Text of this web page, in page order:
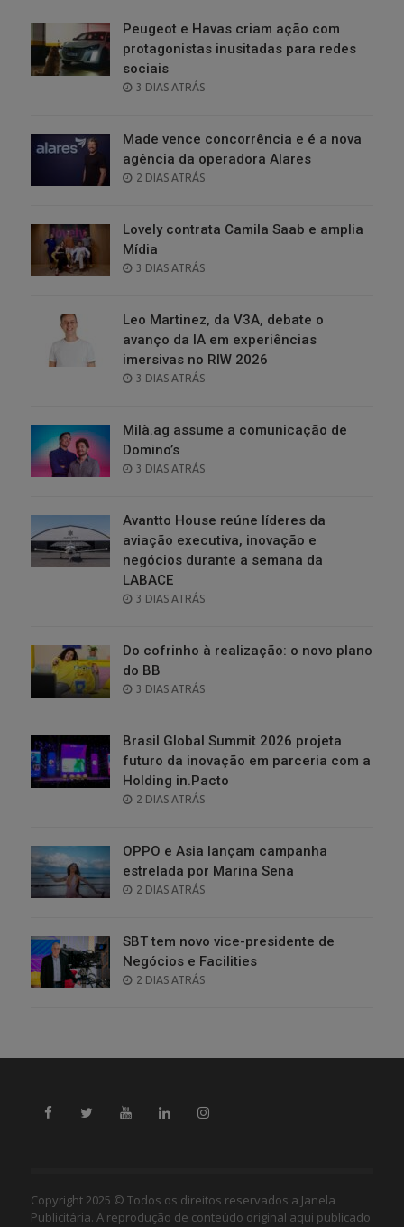
Peugeot e Havas criam ação com
protagonistas inusitadas para redes
sociais
POSTED
3 DIAS ATRÁS
Made vence concorrência e é a nova
agência da operadora Alares
POSTED
2 DIAS ATRÁS
Lovely contrata Camila Saab e amplia
Mídia
POSTED
3 DIAS ATRÁS
Leo Martinez, da V3A, debate o
avanço da IA em experiências
imersivas no RIW 2026
POSTED
3 DIAS ATRÁS
Milà.ag assume a comunicação de
Domino’s
POSTED
3 DIAS ATRÁS
Avantto House reúne líderes da
aviação executiva, inovação e
negócios durante a semana da
LABACE
POSTED
3 DIAS ATRÁS
Do cofrinho à realização: o novo plano
do BB
POSTED
3 DIAS ATRÁS
Brasil Global Summit 2026 projeta
futuro da inovação em parceria com a
Holding in.Pacto
POSTED
2 DIAS ATRÁS
OPPO e Asia lançam campanha
estrelada por Marina Sena
POSTED
2 DIAS ATRÁS
SBT tem novo vice-presidente de
Negócios e Facilities
POSTED
2 DIAS ATRÁS
Copyright 2025 © Todos os direitos reservados a Janela
Publicitária. A reprodução de conteúdo original aqui publicado